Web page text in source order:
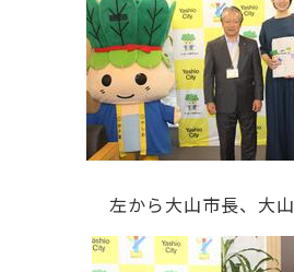
左から大山市長、大